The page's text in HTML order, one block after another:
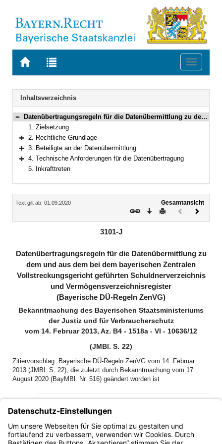
Zur
BAYERN.RECHT
Zur
letzten
Suche
Toggle
Navigation
Inhaltsverzeichnis
Bereich reduzieren
Datenübertragungsregeln für die Datenübermittlung zu dem und aus dem bei dem bayerischen Zentralen Vollstreckungsgericht geführten Schuldnerverzeichnis und Vermögensverzeichnisregister
1. Zielsetzung
Bereich erweitern
2. Rechtliche Grundlage
Bereich erweitern
3. Beteiligte an der Datenübermittlung
Bereich erweitern
4. Technische Anforderungen für die Datenübertragung
5. Inkrafttreten
Inhalt
Text gilt ab: 01.09.2020
Gesamtansicht
Download
DruckenVorheriges
3101-J
Datenübertragungsregeln für die Datenübermittlung zu
dem und aus dem bei dem bayerischen Zentralen
Vollstreckungsgericht geführten Schuldnerverzeichnis
und Vermögensverzeichnisregister
(Bayerische DÜ-Regeln ZenVG)
Bekanntmachung des Bayerischen Staatsministeriums
der Justiz und für Verbraucherschutz
vom 14. Februar 2013, Az. B4 - 1518a - VI - 10636/12
(JMBl. S. 22)
Zitiervorschlag: Bayerische DÜ-Regeln ZenVG vom 14. Februar
2013 (JMBl. S. 22), die zuletzt durch Bekanntmachung vom 17.
August 2020 (BayMBl. Nr. 516) geändert worden ist
Für die Datenübermittlung aus dem und zu dem bei dem
bayerischen Zentralen Vollstreckungsgericht geführten
Schuldnerverzeichnis und Vermögensverzeichnisregister
gelten die nachfolgenden Datenübertragungsregeln: